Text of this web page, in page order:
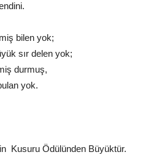
bilen yok;
sır delen yok;
durmuş,
yok.
Kusuru Ödülünden Büyüktür.